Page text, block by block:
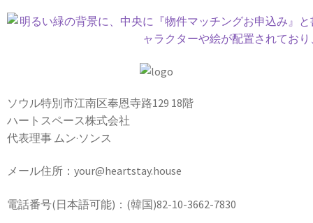
ソウル特別市江南区奉恩寺路129 18階
ハートスペース株式会社
代表理事 ムン·ソンス
メール住所：your@heartstay.house
電話番号(日本語可能)：(韓国)82-10-3662-7830